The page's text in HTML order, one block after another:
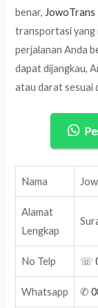
benar, JowoTrans
transportasi yang
perjalanan Anda
dapat dijangkau,
atau darat sesuai
Nama
Alamat
Lengkap
No Telp ☏
Whatsapp ✆